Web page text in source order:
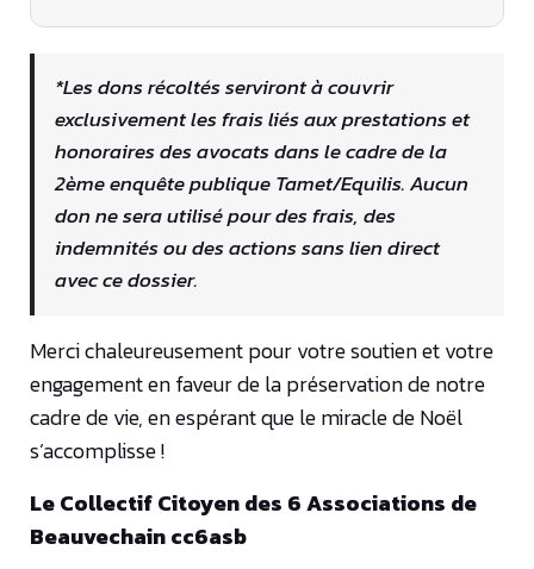
*Les dons récoltés serviront à couvrir
exclusivement les frais liés aux prestations et
honoraires des avocats dans le cadre de la
2ème enquête publique Tamet/Equilis. Aucun
don ne sera utilisé pour des frais, des
indemnités ou des actions sans lien direct
avec ce dossier.
Merci chaleureusement pour votre soutien et votre
engagement en faveur de la préservation de notre
cadre de vie, en espérant que le miracle de Noël
s’accomplisse !
Le Collectif Citoyen des 6 Associations de
Beauvechain cc6asb